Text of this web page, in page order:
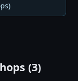
(3)